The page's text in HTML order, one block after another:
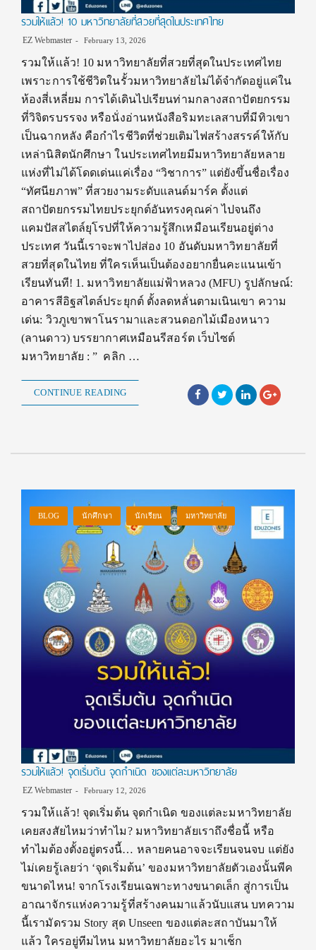
รวมให้เเล้ว! 10 มหาวิทยาลัยที่สวยที่สุดในประเทศไทย
EZ Webmaster February 13, 2026
รวมให้เเล้ว! 10 มหาวิทยาลัยที่สวยที่สุดในประเทศไทย
เพราะการใช้ชีวิตในรั้วมหาวิทยาลัยไม่ได้จำกัดอยู่แค่ใน
ห้องสี่เหลี่ยม การได้เดินไปเรียนท่ามกลางสถาปัตยกรรม
ที่วิจิตรบรรจง หรือนั่งอ่านหนังสือริมทะเลสาบที่มีทิวเขา
เป็นฉากหลัง คือกำไรชีวิตที่ช่วยเติมไฟสร้างสรรค์ให้กับ
เหล่านิสิตนักศึกษา ในประเทศไทยมีมหาวิทยาลัยหลาย
แห่งที่ไม่ได้โดดเด่นแค่เรื่อง “วิชาการ” แต่ยังขึ้นชื่อเรื่อง
“ทัศนียภาพ” ที่สวยงามระดับแลนด์มาร์ค ตั้งแต่
สถาปัตยกรรมไทยประยุกต์อันทรงคุณค่า ไปจนถึง
แคมปัสสไตล์ยุโรปที่ให้ความรู้สึกเหมือนเรียนอยู่ต่าง
ประเทศ วันนี้เราจะพาไปส่อง 10 อันดับมหาวิทยาลัยที่
สวยที่สุดในไทย ที่ใครเห็นเป็นต้องอยากยื่นคะแนนเข้า
เรียนทันที! 1. มหาวิทยาลัยแม่ฟ้าหลวง (MFU) รูปลักษณ์:
อาคารสีอิฐสไตล์ประยุกต์ ตั้งลดหลั่นตามเนินเขา ความ
เด่น: วิวภูเขาพาโนรามาและสวนดอกไม้เมืองหนาว
(ลานดาว) บรรยากาศเหมือนรีสอร์ต เว็บไซต์
มหาวิทยาลัย : ” คลิก …
CONTINUE READING
BLOG นักศึกษา นักเรียน มหาวิทยาลัย
รวมให้เเล้ว! จุดเริ่มต้น จุดกำเนิด ของเเต่ละมหาวิทยาลัย
EZ Webmaster February 12, 2026
รวมให้เเล้ว! จุดเริ่มต้น จุดกำเนิด ของเเต่ละมหาวิทยาลัย
เคยสงสัยไหมว่าทำไม? มหาวิทยาลัยเราถึงชื่อนี้ หรือ
ทำไมต้องตั้งอยู่ตรงนี้… หลายคนอาจจะเรียนจนจบ แต่ยัง
ไม่เคยรู้เลยว่า ‘จุดเริ่มต้น’ ของมหาวิทยาลัยตัวเองนั้นพีค
ขนาดไหน! จากโรงเรียนเฉพาะทางขนาดเล็ก สู่การเป็น
อาณาจักรแห่งความรู้ที่สร้างคนมาแล้วนับแสน บทความ
นี้เรามัดรวม Story สุด Unseen ของแต่ละสถาบันมาให้
แล้ว ใครอยู่ทีมไหน มหาวิทยาลัยอะไร มาเช็ก